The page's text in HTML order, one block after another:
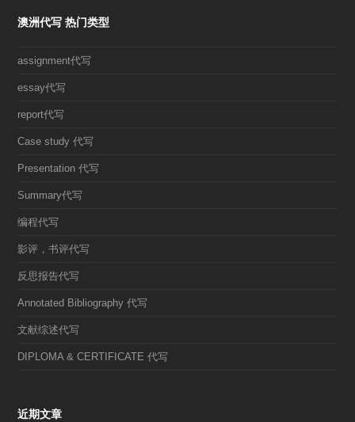
澳洲代写 热门类型
assignment代写
essay代写
report代写
Case study 代写
Presentation 代写
Summary代写
编程代写
影评，书评代写
反思报告代写
Annotated Bibliography 代写
文献综述代写
DIPLOMA & CERTIFICATE 代写
近期文章